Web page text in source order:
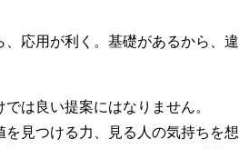
応用が利く。基礎があるから、
は良い提案にはなりません。
見つける力、見る人の気持ちを想